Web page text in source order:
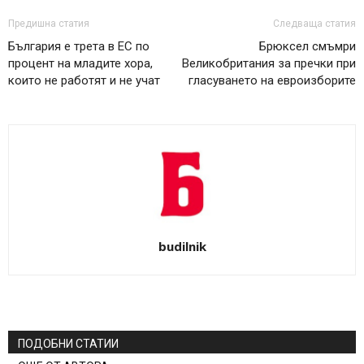
Предишна статия
България е трета в ЕС по
процент на младите хора,
които не работят и не учат
Следваща статия
Брюксел смъмри
Великобритания за пречки при
гласуването на евроизборите
budilnik
ПОДОБНИ СТАТИИ